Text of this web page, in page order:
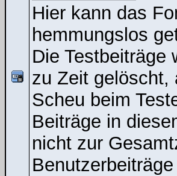
Hier kann das
hemmungslos
Die Testbeiträge
zu Zeit gelöscht,
Scheu beim
Beiträge in
nicht zur